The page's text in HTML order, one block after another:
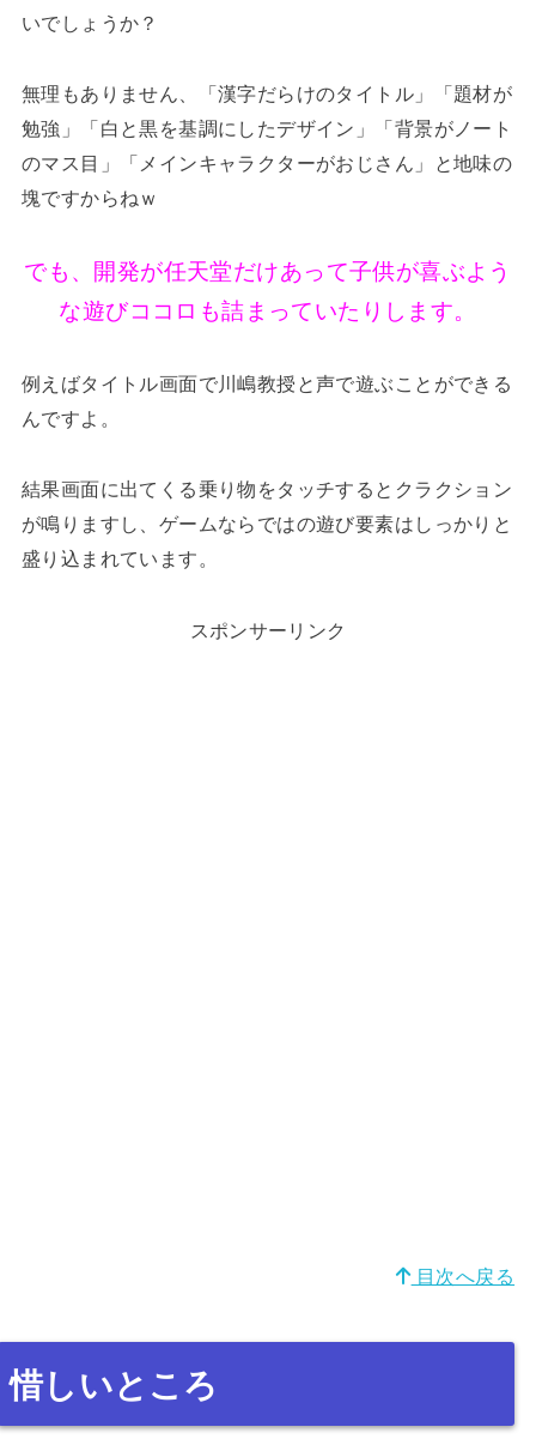
いでしょうか？
無理もありません、「漢字だらけのタイトル」「題材が
勉強」「白と黒を基調にしたデザイン」「背景がノート
のマス目」「メインキャラクターがおじさん」と地味の
塊ですからねｗ
でも、開発が任天堂だけあって子供が喜ぶよう
な遊びココロも詰まっていたりします。
例えばタイトル画面で川嶋教授と声で遊ぶことができる
んですよ。
結果画面に出てくる乗り物をタッチするとクラクション
が鳴りますし、ゲームならではの遊び要素はしっかりと
盛り込まれています。
スポンサーリンク
目次へ戻る
惜しいところ